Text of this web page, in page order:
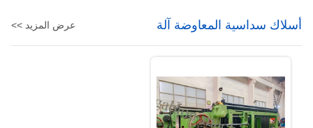
أسلاك سداسية المعاوضة آلة عرض المزيد >>